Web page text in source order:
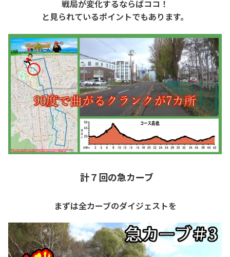
戦局が変化するならばココ！
と見られているポイントでもあります。
計７回の急カーブ
まずは全カーブのダイジェストを